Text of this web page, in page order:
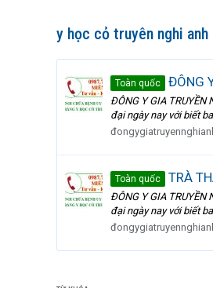
y học cỏ truyên nghi anh
Toàn quốc ĐÔNG
ĐÔNG Y GIA TRUYỀN
đại ngày nay với biết
Toàn quốc TRÀ
ĐÔNG Y GIA TRUYỀN
đại ngày nay với biết